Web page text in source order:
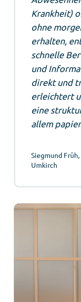
Krankheit)
ohne
erhalten,
schnelle
und
direkt und
erleichtert
eine
allem
Siegmund
Umkirch